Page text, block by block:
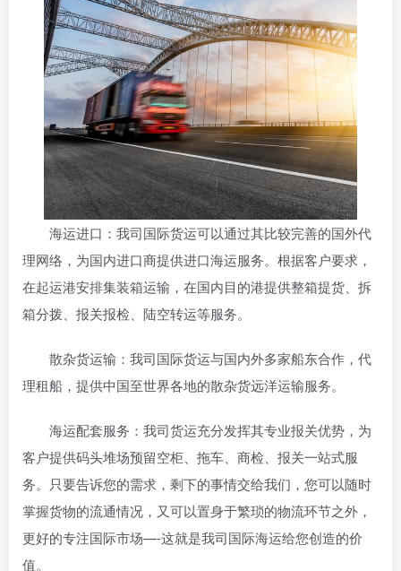
海运进口：我司国际货运可以通过其比较完善的国外代
理网络，为国内进口商提供进口海运服务。根据客户要求，
在起运港安排集装箱运输，在国内目的港提供整箱提货、拆
箱分拨、报关报检、陆空转运等服务。
散杂货运输：我司国际货运与国内外多家船东合作，代
理租船，提供中国至世界各地的散杂货远洋运输服务。
海运配套服务：我司货运充分发挥其专业报关优势，为
客户提供码头堆场预留空柜、拖车、商检、报关一站式服
务。只要告诉您的需求，剩下的事情交给我们，您可以随时
掌握货物的流通情况，又可以置身于繁琐的物流环节之外，
更好的专注国际市场—-这就是我司国际海运给您创造的价
值。